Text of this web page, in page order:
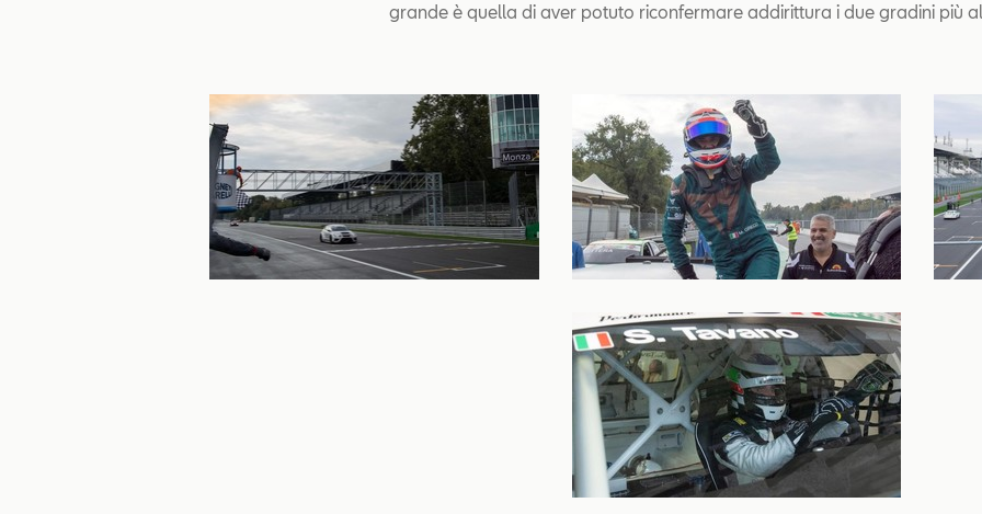
grande è quella di aver potuto riconfermare addirittura i due gradini più